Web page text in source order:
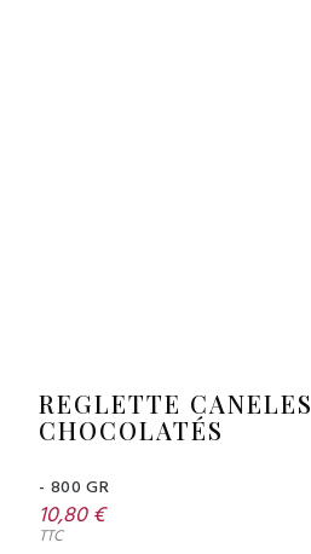
REGLETTE CANELES
CHOCOLATÉS
- 800 GR
10,80 €
TTC